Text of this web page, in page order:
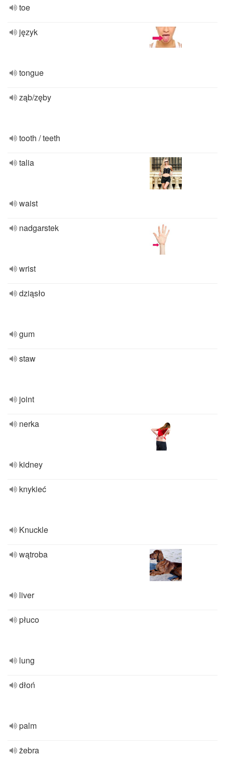
toe
język
tongue
ząb/zęby
tooth / teeth
talia
waist
nadgarstek
wrist
dziąsło
gum
staw
joint
nerka
kidney
knykieć
Knuckle
wątroba
liver
płuco
lung
dłoń
palm
żebra